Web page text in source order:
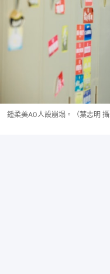
鍾柔美A0人設崩塌。（葉志明 攝